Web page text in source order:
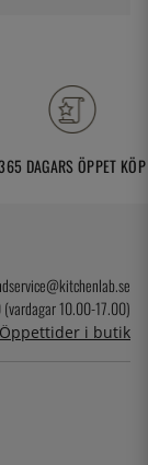
DAGARS ÖPPET KÖP
10.00-17.00)
Öppettider i butik